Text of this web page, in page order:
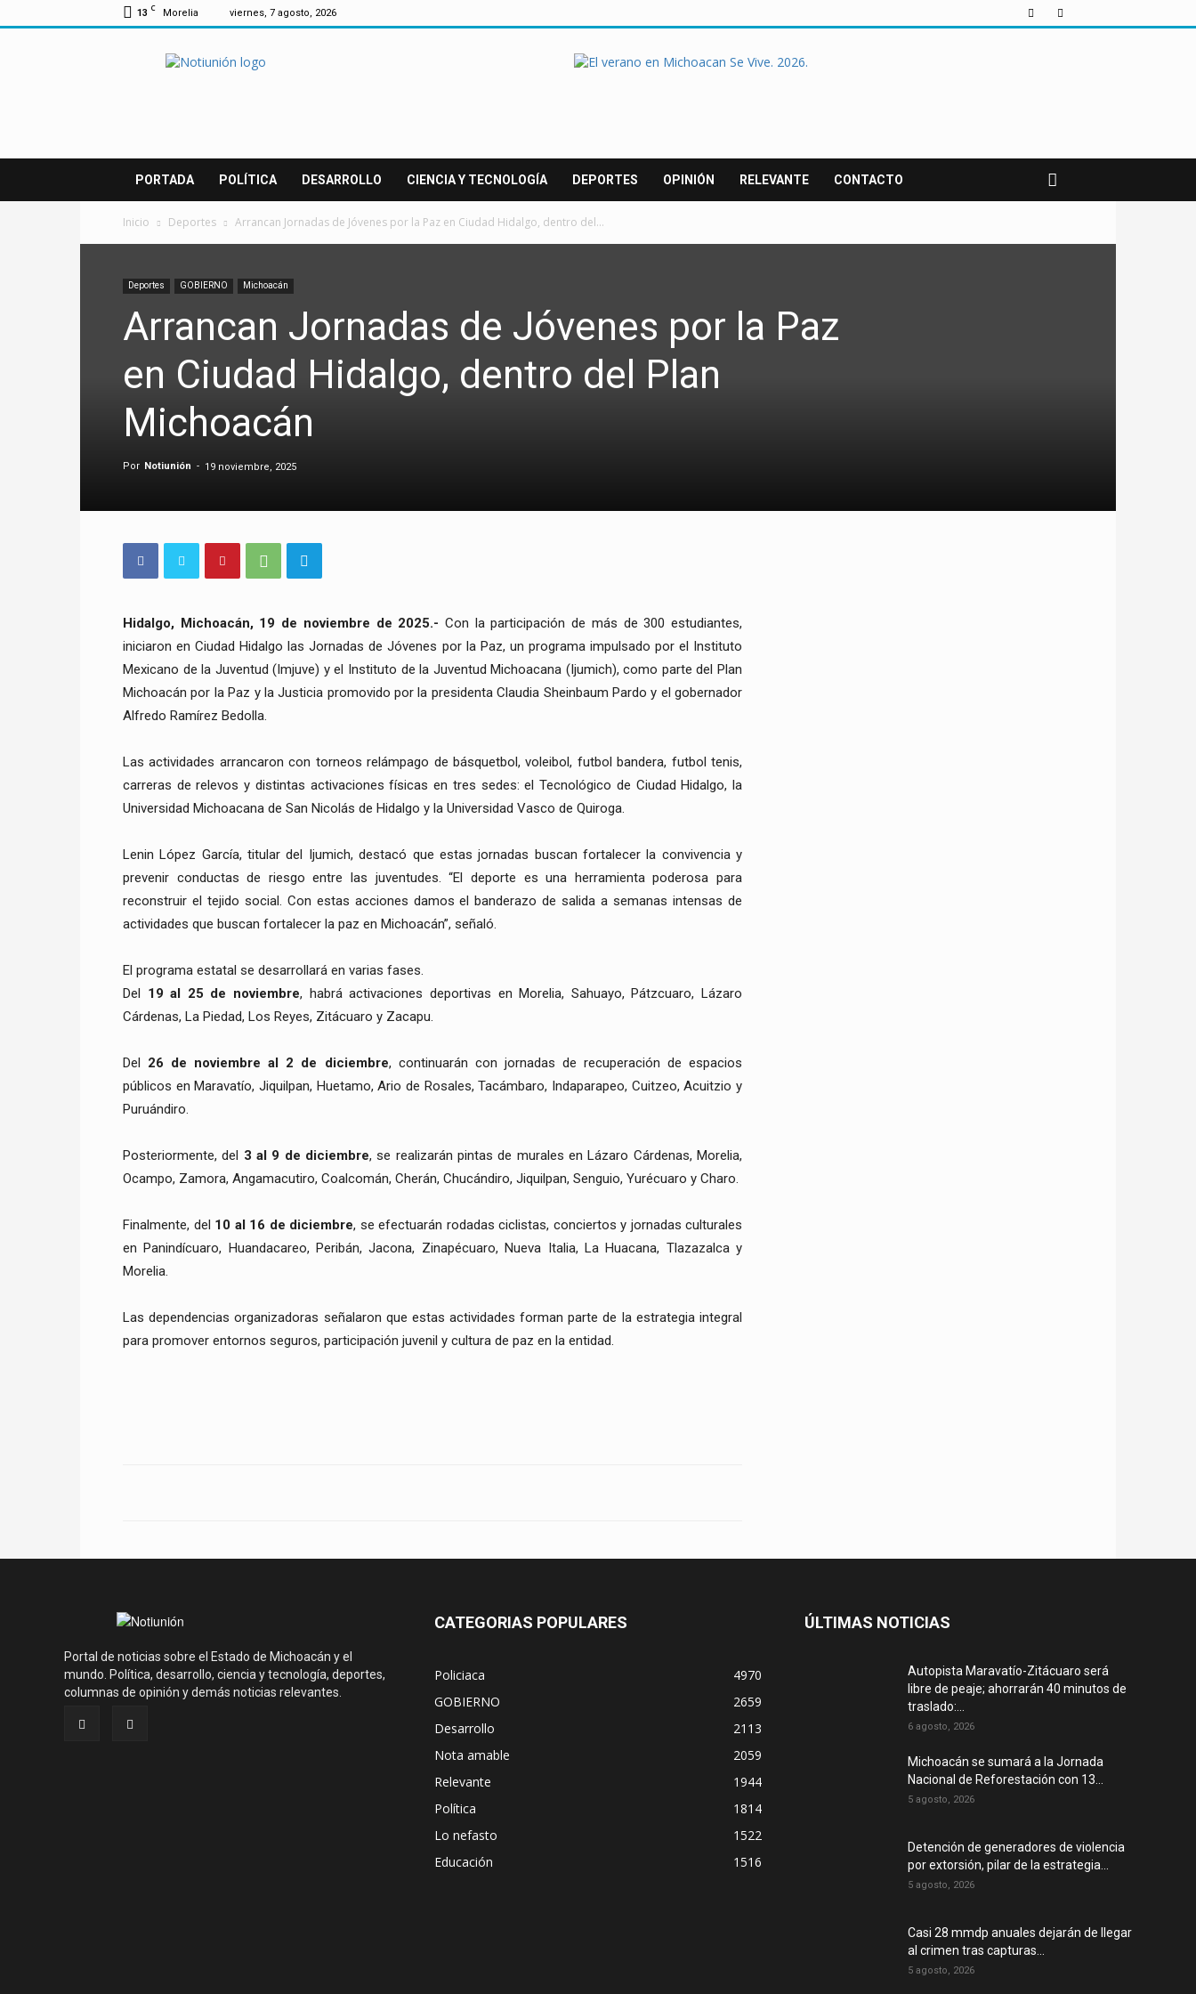
13 C Morelia viernes, 7 agosto, 2026
PORTADA POLÍTICA DESARROLLO CIENCIA Y TECNOLOGÍA DEPORTES OPINIÓN RELEVANTE CONTACTO
Inicio Deportes Arrancan Jornadas de Jóvenes por la Paz en Ciudad Hidalgo, dentro del...
Deportes GOBIERNO Michoacán
Arrancan Jornadas de Jóvenes por la Paz
en Ciudad Hidalgo, dentro del Plan
Michoacán
Por Notiunión - 19 noviembre, 2025
Hidalgo, Michoacán, 19 de noviembre de 2025.- Con la participación de más de 300 estudiantes,
iniciaron en Ciudad Hidalgo las Jornadas de Jóvenes por la Paz, un programa impulsado por el Instituto
Mexicano de la Juventud (Imjuve) y el Instituto de la Juventud Michoacana (Ijumich), como parte del Plan
Michoacán por la Paz y la Justicia promovido por la presidenta Claudia Sheinbaum Pardo y el gobernador
Alfredo Ramírez Bedolla.
Las actividades arrancaron con torneos relámpago de básquetbol, voleibol, futbol bandera, futbol tenis,
carreras de relevos y distintas activaciones físicas en tres sedes: el Tecnológico de Ciudad Hidalgo, la
Universidad Michoacana de San Nicolás de Hidalgo y la Universidad Vasco de Quiroga.
Lenin López García, titular del Ijumich, destacó que estas jornadas buscan fortalecer la convivencia y
prevenir conductas de riesgo entre las juventudes. “El deporte es una herramienta poderosa para
reconstruir el tejido social. Con estas acciones damos el banderazo de salida a semanas intensas de
actividades que buscan fortalecer la paz en Michoacán”, señaló.
El programa estatal se desarrollará en varias fases.
Del 19 al 25 de noviembre, habrá activaciones deportivas en Morelia, Sahuayo, Pátzcuaro, Lázaro
Cárdenas, La Piedad, Los Reyes, Zitácuaro y Zacapu.
Del 26 de noviembre al 2 de diciembre, continuarán con jornadas de recuperación de espacios
públicos en Maravatío, Jiquilpan, Huetamo, Ario de Rosales, Tacámbaro, Indaparapeo, Cuitzeo, Acuitzio y
Puruándiro.
Posteriormente, del 3 al 9 de diciembre, se realizarán pintas de murales en Lázaro Cárdenas, Morelia,
Ocampo, Zamora, Angamacutiro, Coalcomán, Cherán, Chucándiro, Jiquilpan, Senguio, Yurécuaro y Charo.
Finalmente, del 10 al 16 de diciembre, se efectuarán rodadas ciclistas, conciertos y jornadas culturales
en Panindícuaro, Huandacareo, Peribán, Jacona, Zinapécuaro, Nueva Italia, La Huacana, Tlazazalca y
Morelia.
Las dependencias organizadoras señalaron que estas actividades forman parte de la estrategia integral
para promover entornos seguros, participación juvenil y cultura de paz en la entidad.
Portal de noticias sobre el Estado de Michoacán y el
mundo. Política, desarrollo, ciencia y tecnología, deportes,
columnas de opinión y demás noticias relevantes.
CATEGORIAS POPULARES
Policiaca
4970
GOBIERNO
2659
Desarrollo
2113
Nota amable
2059
Relevante
1944
Política
1814
Lo nefasto
1522
Educación
1516
ÚLTIMAS NOTICIAS
Autopista Maravatío-Zitácuaro será
libre de peaje; ahorrarán 40 minutos de
traslado:...
6 agosto, 2026
Michoacán se sumará a la Jornada
Nacional de Reforestación con 13...
5 agosto, 2026
Detención de generadores de violencia
por extorsión, pilar de la estrategia...
5 agosto, 2026
Casi 28 mmdp anuales dejarán de llegar
al crimen tras capturas...
5 agosto, 2026